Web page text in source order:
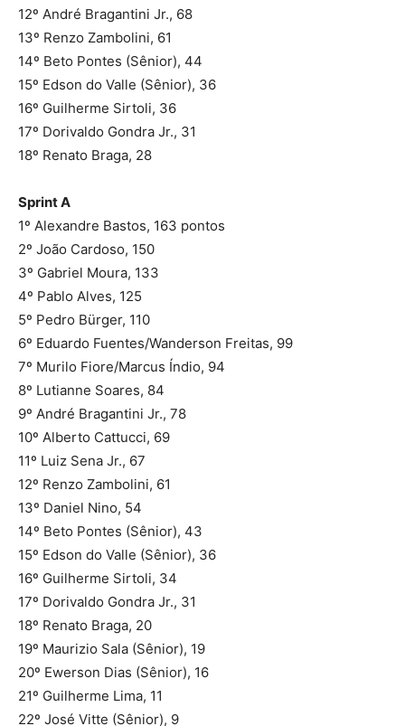
12º André Bragantini Jr., 68
13º Renzo Zambolini, 61
14º Beto Pontes (Sênior), 44
15º Edson do Valle (Sênior), 36
16º Guilherme Sirtoli, 36
17º Dorivaldo Gondra Jr., 31
18º Renato Braga, 28
Sprint A
1º Alexandre Bastos, 163 pontos
2º João Cardoso, 150
3º Gabriel Moura, 133
4º Pablo Alves, 125
5º Pedro Bürger, 110
6º Eduardo Fuentes/Wanderson Freitas, 99
7º Murilo Fiore/Marcus Índio, 94
8º Lutianne Soares, 84
9º André Bragantini Jr., 78
10º Alberto Cattucci, 69
11º Luiz Sena Jr., 67
12º Renzo Zambolini, 61
13º Daniel Nino, 54
14º Beto Pontes (Sênior), 43
15º Edson do Valle (Sênior), 36
16º Guilherme Sirtoli, 34
17º Dorivaldo Gondra Jr., 31
18º Renato Braga, 20
19º Maurizio Sala (Sênior), 19
20º Ewerson Dias (Sênior), 16
21º Guilherme Lima, 11
22º José Vitte (Sênior), 9